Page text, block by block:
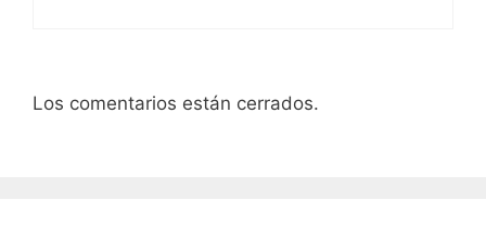
Los comentarios están cerrados.